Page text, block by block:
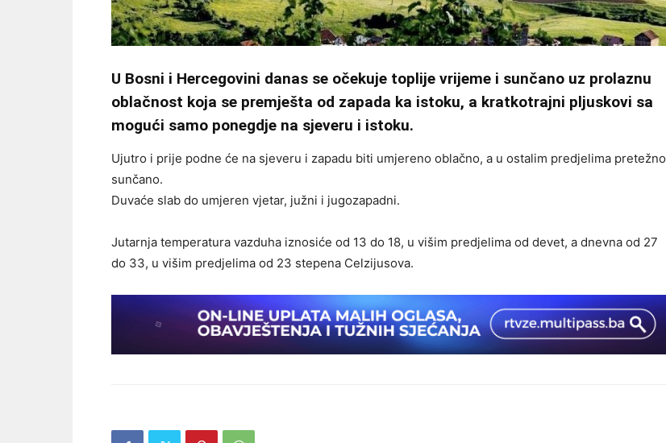
U Bosni i Hercegovini danas se očekuje toplije vrijeme i sunčano uz prolaznu
oblačnost koja se premješta od zapada ka istoku, a kratkotrajni pljuskovi sa
mogući samo ponegdje na sjeveru i istoku.
Ujutro i prije podne će na sjeveru i zapadu biti umjereno oblačno, a u ostalim predjelima pretežno
sunčano.
Duvaće slab do umjeren vjetar, južni i jugozapadni.
Jutarnja temperatura vazduha iznosiće od 13 do 18, u višim predjelima od devet, a dnevna od 27
do 33, u višim predjelima od 23 stepena Celzijusova.